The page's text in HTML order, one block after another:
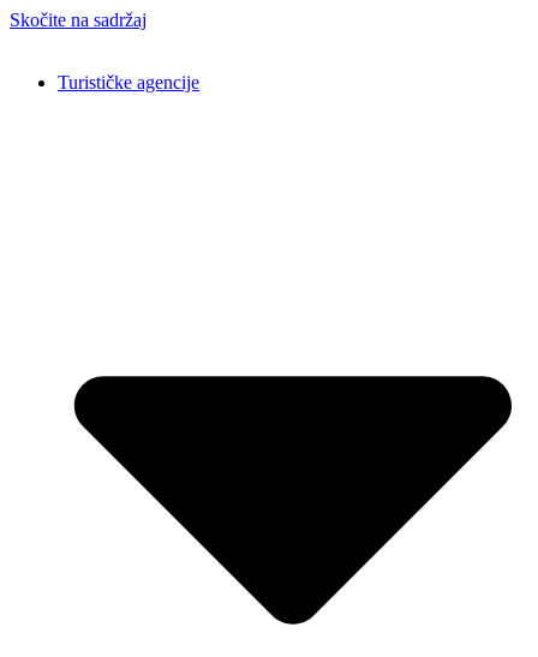
Skočite na sadržaj
Turističke agencije